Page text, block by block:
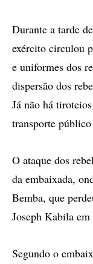
Durante a tarde
exército circulou
e uniformes dos
dispersão dos
Já não há
transporte
O ataque dos
da embaixada,
Bemba, que
Joseph Kabila
Segundo o